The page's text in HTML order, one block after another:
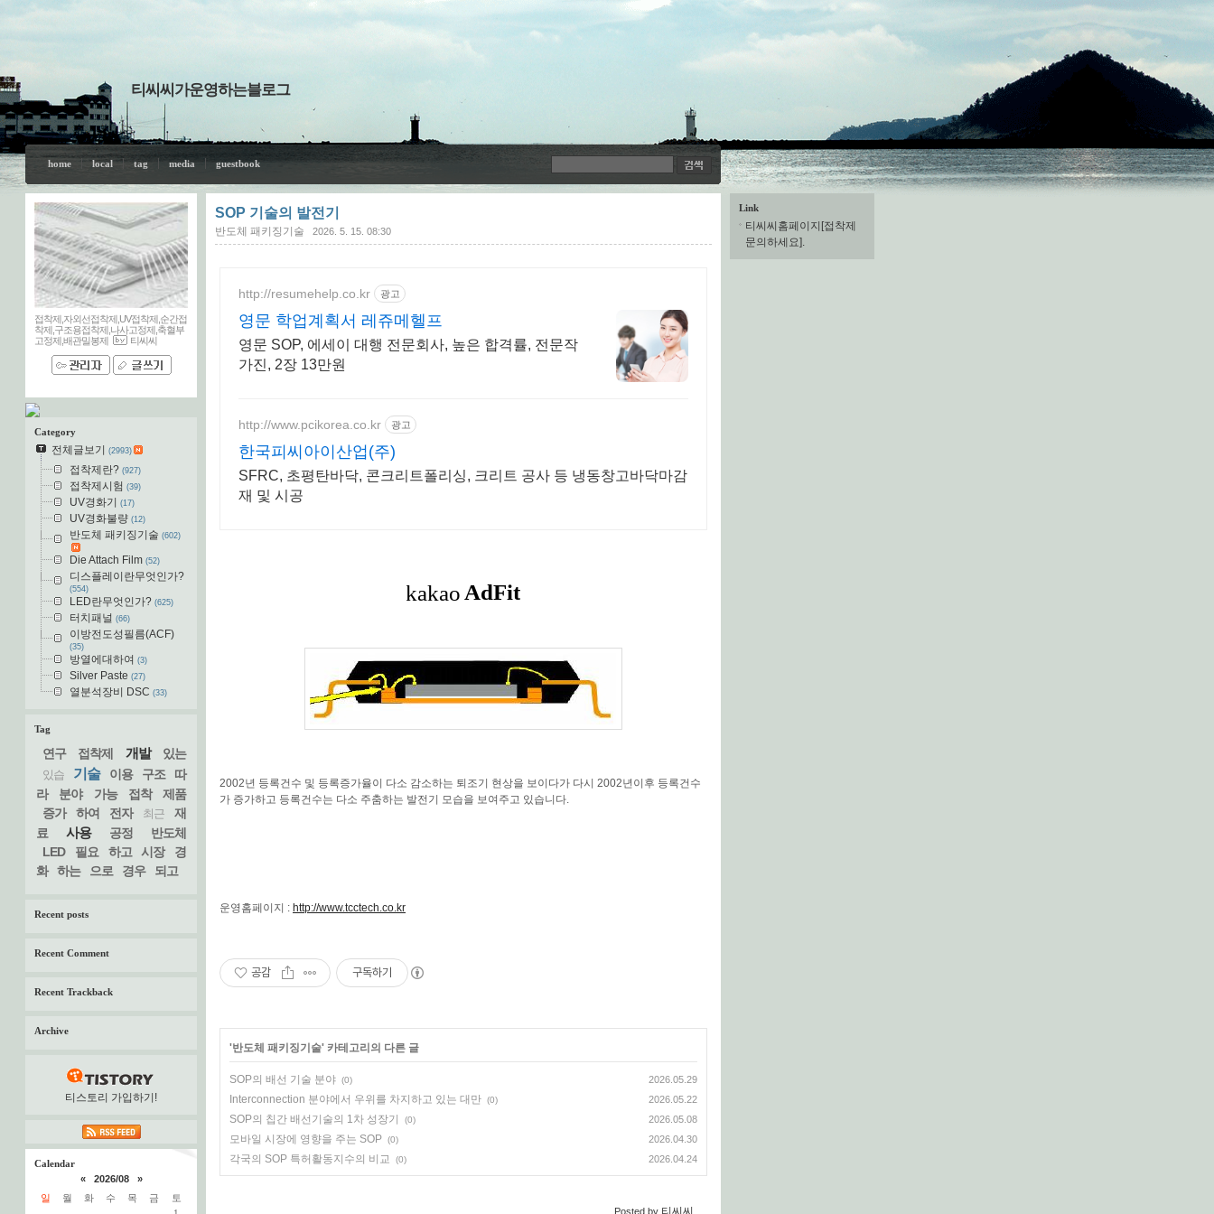
티씨씨가운영하는블로그
home local tag media guestbook
SOP 기술의 발전기
반도체 패키징기술 2026. 5. 15. 08:30
http://resumehelp.co.kr 광고
영문 학업계획서 레쥬메헬프
영문 SOP, 에세이 대행 전문회사, 높은 합격률, 전문작
가진, 2장 13만원
http://www.pcikorea.co.kr 광고
한국피씨아이산업(주)
SFRC, 초평탄바닥, 콘크리트폴리싱, 크리트 공사 등 냉동창고바닥마감
재 및 시공
2002년 등록건수 및 등록증가율이 다소 감소하는 퇴조기 현상을 보이다가 다시 2002년이후 등록건수
가 증가하고 등록건수는 다소 주춤하는 발전기 모습을 보여주고 있습니다.
운영홈페이지 : http://www.tcctech.co.kr
공감 구독하기
'반도체 패키징기술' 카테고리의 다른 글
SOP의 배선 기술 분야 (0) 2026.05.29
Interconnection 분야에서 우위를 차지하고 있는 대만 (0) 2026.05.22
SOP의 칩간 배선기술의 1차 성장기 (0) 2026.05.08
모바일 시장에 영향을 주는 SOP (0) 2026.04.30
각국의 SOP 특허활동지수의 비교 (0) 2026.04.24
Posted by 티씨씨
접착제,자외선접착제,UV접착제,순간접
착제,구조용접착제,나사고정제,축혈부
고정제,배관밀봉제
티씨씨
Category
전체글보기 (2993)
접착제란? (927)
접착제시험 (39)
UV경화기 (17)
UV경화불량 (12)
반도체 패키징기술 (602)
Die Attach Film (52)
디스플레이란무엇인가?
(554)
LED란무엇인가? (625)
터치패널 (66)
이방전도성필름(ACF)
(35)
방열에대하여 (3)
Silver Paste (27)
열분석장비 DSC (33)
Tag
연구 접착제 개발 있는
있습 기술 이용 구조
따
라
분야 가능 접착
제품
증가
하여 전자 최근
재
료
사용 공정
반도체
LED
필요 하고 시장
경
화
하는 으로 경우 되고
Recent posts
Recent Comment
Recent Trackback
Archive
티스토리 가입하기!
Calendar
«
2026/08
»
일
월 화 수 목 금
토
Link
티씨씨홈페이지[접착제
문의하세요].